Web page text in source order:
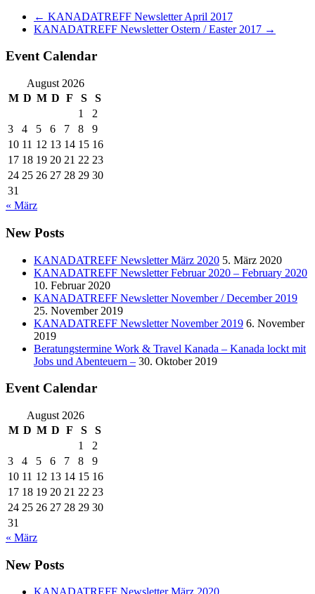
← KANADATREFF Newsletter April 2017
KANADATREFF Newsletter Ostern / Easter 2017 →
Event Calendar
August 2026
M D M D F S
S
1
2
3
4 5 6 7 8
9
10 11 12 13 14 15 16
17 18 19 20 21 22 23
24 25 26 27 28 29 30
31
« März
New Posts
KANADATREFF Newsletter März 2020 5. März 2020
KANADATREFF Newsletter Februar 2020 – February 2020
10. Februar 2020
KANADATREFF Newsletter November / December 2019
25. November 2019
KANADATREFF Newsletter November 2019 6. November
2019
Beratungstermine Work & Travel Kanada – Kanada lockt mit
Jobs und Abenteuern – 30. Oktober 2019
Event Calendar
August 2026
M D M D F S
S
1
2
3
4 5 6 7 8
9
10 11 12 13 14 15 16
17 18 19 20 21 22 23
24 25 26 27 28 29 30
31
« März
New Posts